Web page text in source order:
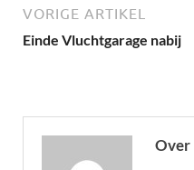
VORIGE ARTIKEL
Einde Vluchtgarage nabij
Over